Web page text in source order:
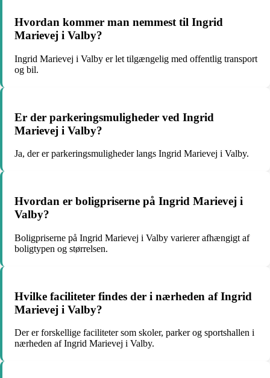
Hvordan kommer man nemmest til Ingrid
Marievej i Valby?
Ingrid Marievej i Valby er let tilgængelig med offentlig transport
og bil.
Er der parkeringsmuligheder ved Ingrid
Marievej i Valby?
Ja, der er parkeringsmuligheder langs Ingrid Marievej i Valby.
Hvordan er boligpriserne på Ingrid Marievej i
Valby?
Boligpriserne på Ingrid Marievej i Valby varierer afhængigt af
boligtypen og størrelsen.
Hvilke faciliteter findes der i nærheden af Ingrid
Marievej i Valby?
Der er forskellige faciliteter som skoler, parker og sportshallen i
nærheden af Ingrid Marievej i Valby.